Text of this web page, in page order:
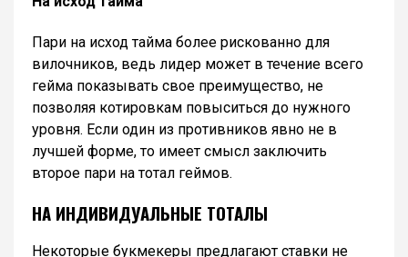
Пари на исход тайма более рискованно для
вилочников, ведь лидер может в течение всего
гейма показывать свое преимущество, не
позволяя котировкам повыситься до нужного
уровня. Если один из противников явно не в
лучшей форме, то имеет смысл заключить
второе пари на тотал геймов.
НА ИНДИВИДУАЛЬНЫЕ ТОТАЛЫ
Некоторые букмекеры предлагают ставки не